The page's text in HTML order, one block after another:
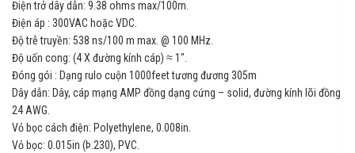
Điện trở dây dẫn: 9.38 ohms max/100m.
Điện áp : 300VAC hoặc VDC.
Độ trễ truyền: 538 ns/100 m max. @ 100 MHz.
Độ uốn cong: (4 X đường kính cáp) ≈ 1″.
Đóng gói : Dạng rulo cuộn 1000feet tương đương 305m
Dây dẫn: Dây, cáp mạng AMP đồng dạng cứng – solid, đường kính lõi đồng
24 AWG.
Vỏ bọc cách điện: Polyethylene, 0.008in.
Vỏ bọc: 0.015in (Þ.230), PVC.